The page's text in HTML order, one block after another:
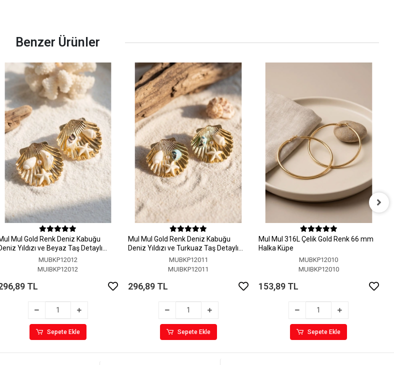
Benzer Ürünler
MuI Gold Renk Deniz Kabuğu
Yıldızı ve Beyaz Taş Detaylı
MUBKP12012
MUIBKP12012
TL
Sepete Ekle
MuI MuI Gold Renk Deniz Kabuğu
Deniz Yıldızı ve Turkuaz Taş Detaylı
MUBKP12011
MUIBKP12011
296,89 TL
Sepete Ekle
MuI MuI 316L Çelik Gold Renk 66 mm
Halka Küpe
MUBKP12010
MUIBKP12010
153,89 TL
Sepete Ekle